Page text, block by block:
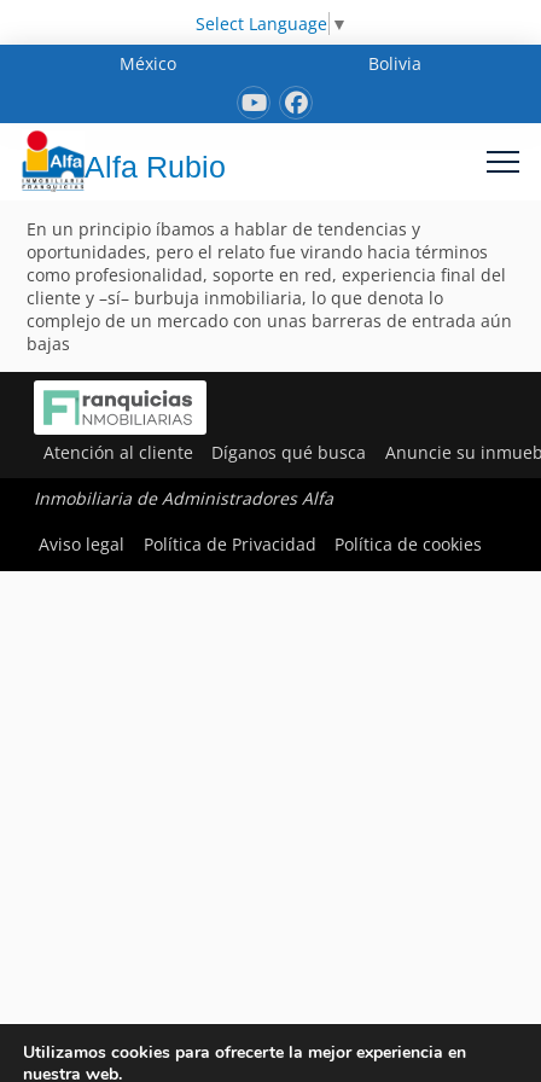
Select Language ▼
México
Bolivia
Alfa Rubio
En un principio íbamos a hablar de tendencias y
oportunidades, pero el relato fue virando hacia términos
como profesionalidad, soporte en red, experiencia final del
cliente y –sí– burbuja inmobiliaria, lo que denota lo
complejo de un mercado con unas barreras de entrada aún
bajas
Atención al cliente Díganos qué busca Anuncie su
Inmobiliaria de Administradores Alfa
Aviso legal
Política de Privacidad Política de cookies
Utilizamos cookies para ofrecerte la mejor experiencia en
nuestra web.